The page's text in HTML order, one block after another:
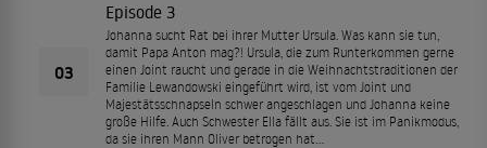
03
Episode 3
Johanna sucht Rat bei ihrer Mutter Ursula. Was kann sie tun,
damit Papa Anton mag?! Ursula, die zum Runterkommen gerne
einen Joint raucht und gerade in die Weihnachtstraditionen der
Familie Lewandowski eingeführt wird, ist vom Joint und
Majestätsschnapseln schwer angeschlagen und Johanna keine
große Hilfe. Auch Schwester Ella fällt aus. Sie ist im Panikmodus,
da sie ihren Mann Oliver betrogen hat…